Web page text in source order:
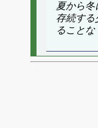
夏から冬
存続する
ることな